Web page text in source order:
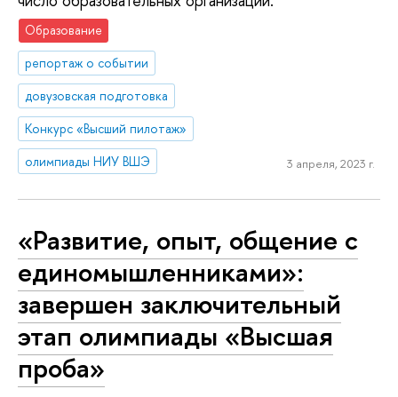
Образование
репортаж о событии
довузовская подготовка
Конкурс «Высший пилотаж»
олимпиады НИУ ВШЭ
3 апреля, 2023 г.
«Развитие, опыт, общение с
единомышленниками»:
завершен заключительный
этап олимпиады «Высшая
проба»